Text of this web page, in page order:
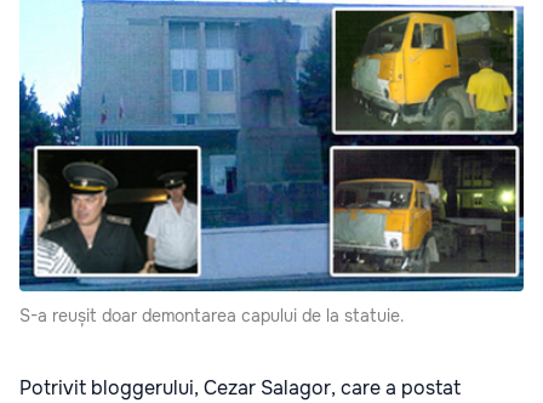
S-a reușit doar demontarea capului de la statuie.
Potrivit bloggerului, Cezar Salagor, care a postat